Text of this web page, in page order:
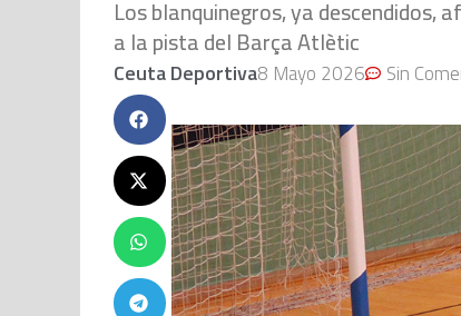
Los blanquinegros, ya
a la pista del Barça Atlètic
Ceuta Deportiva8 Mayo 2026 Sin